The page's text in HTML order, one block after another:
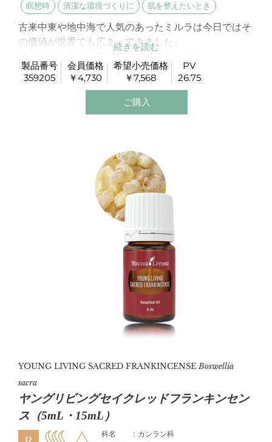
瞑想時 清潔な環境づくりに 肌を整えたいとき
古来中東や地中海で人気のあったミルラは今日ではそ
の価値が世界でも広まってきました。
深い瞑想にもお勧めです。
また、肌をすこやかに保ちます。
製品番号
359205
会員価格
￥4,730
希望小売価格
￥7,568
PV
26.75
ご購入
YOUNG LIVING SACRED FRANKINCENSEBoswellia
sacra
ヤングリビングセイクレッドフランキンセン
ス（5mL・15mL）
科名 ：カンラン科